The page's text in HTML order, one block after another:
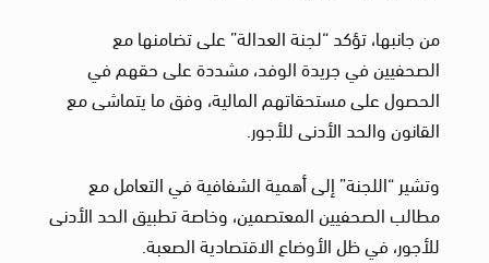
من جانبها، تؤكد “لجنة العدالة” على تضامنها مع
الصحفيين في جريدة الوفد، مشددة على حقهم في
الحصول على مستحقاتهم المالية، وفق ما يتماشى مع
القانون والحد الأدنى للأجور.
وتشير “اللجنة” إلى أهمية الشفافية في التعامل مع
مطالب الصحفيين المعتصمين، وخاصة تطبيق الحد الأدنى
للأجور، في ظل الأوضاع الاقتصادية الصعبة.